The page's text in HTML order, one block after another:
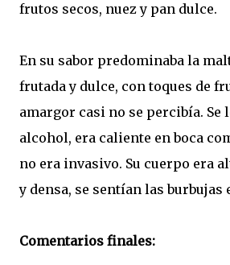
frutos secos, nuez y pan dulce.
En su sabor predominaba la
frutada y dulce, con toques de
amargor casi no se percibía. Se
alcohol, era caliente en boca
no era invasivo. Su cuerpo era
y densa, se sentían las burbujas
Comentarios finales: